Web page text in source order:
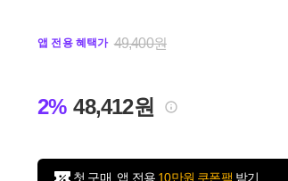
앱 전용 혜택가 49,400원
2% 48,412원
첫 구매, 앱 전용 10만원 쿠폰팩 받기